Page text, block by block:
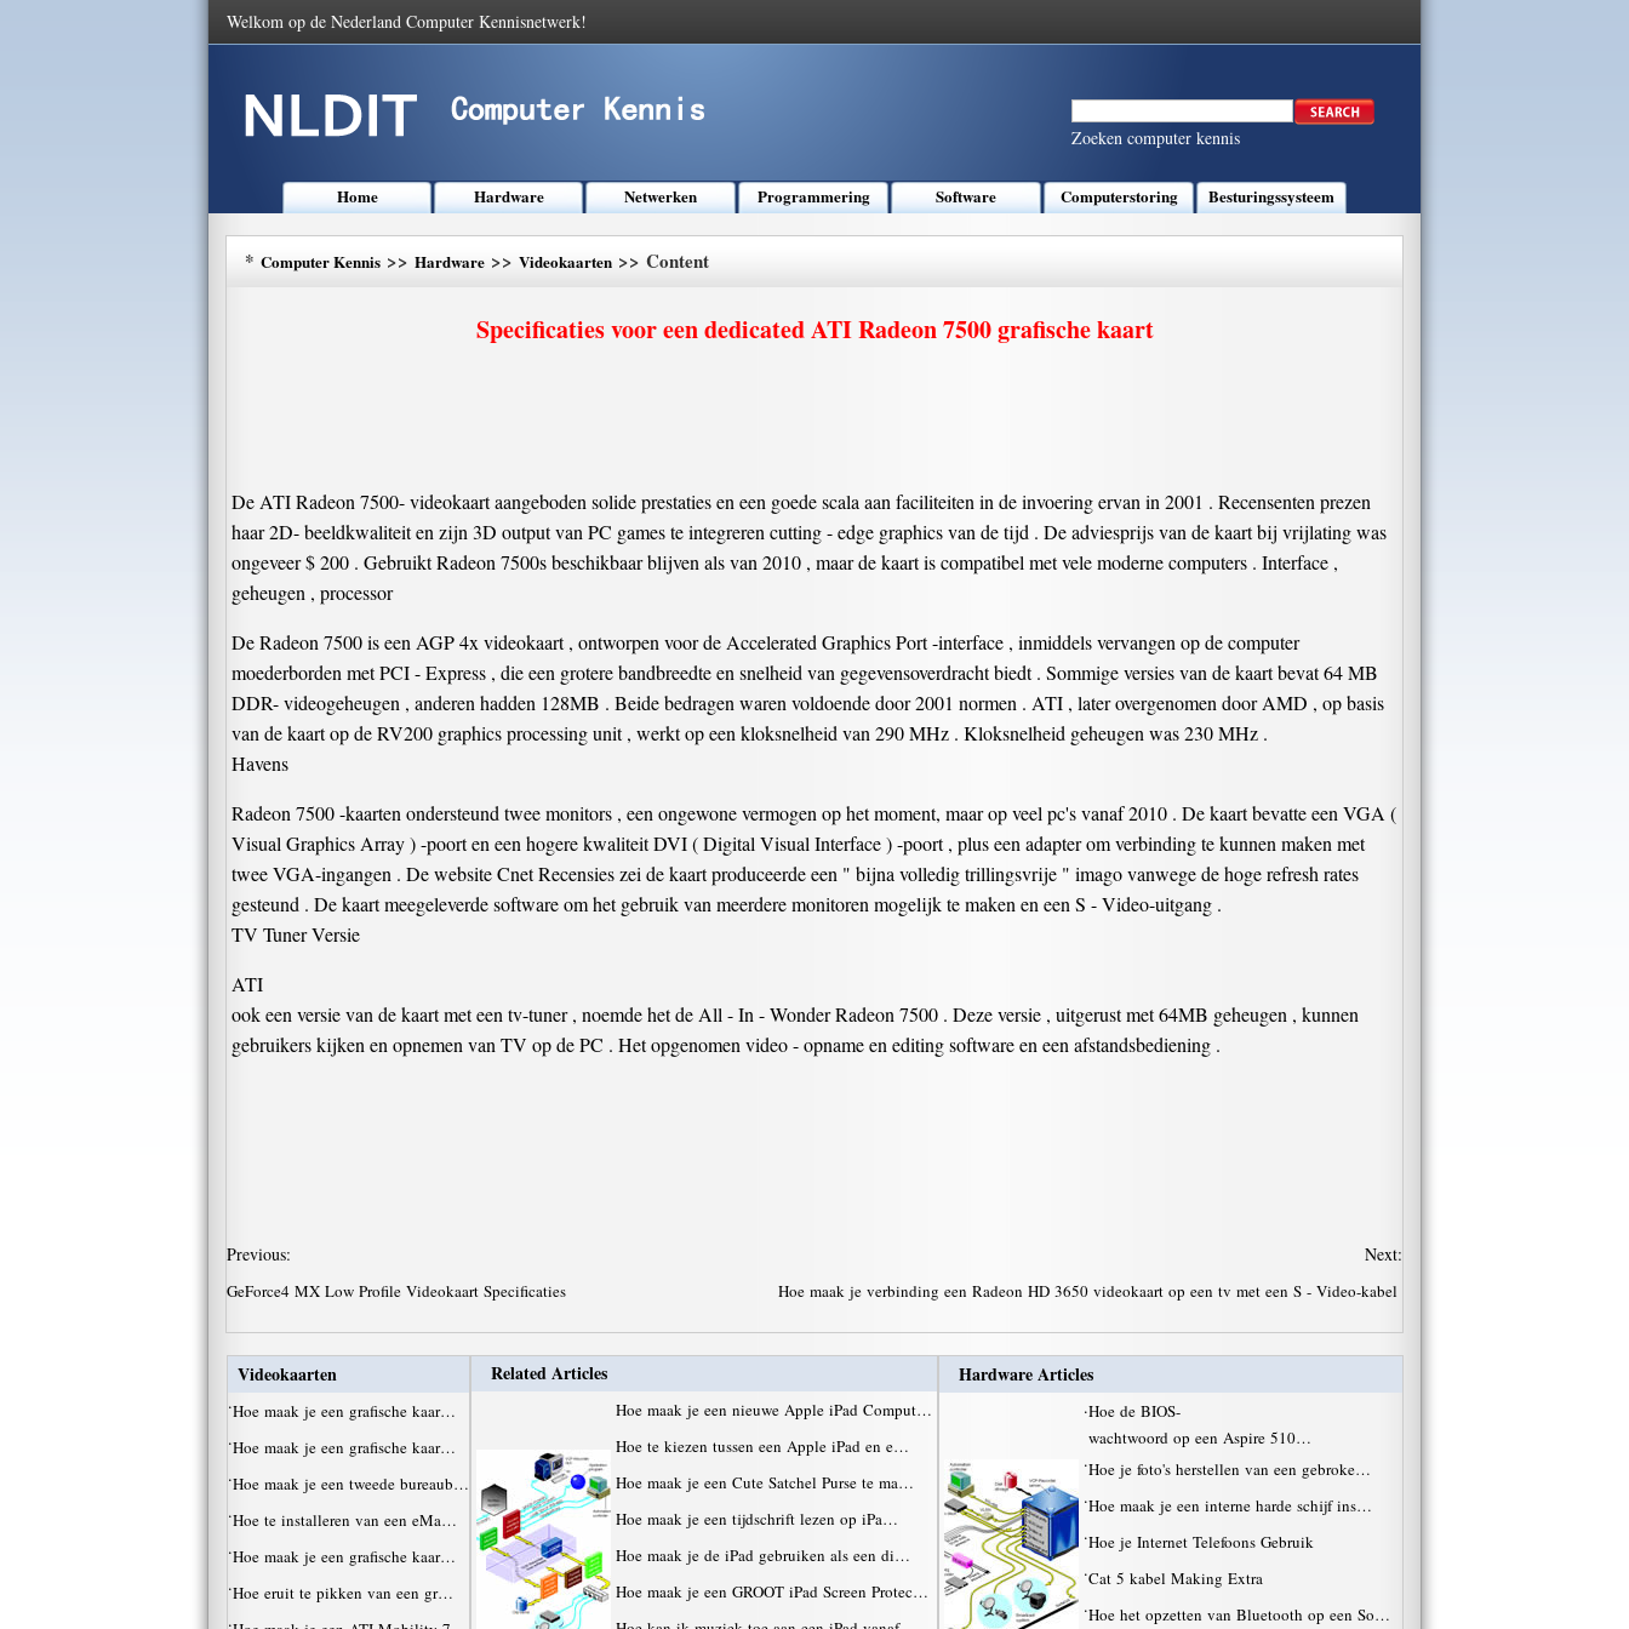
Welkom op de Nederland Computer Kennisnetwerk!
Zoeken computer kennis
Home Hardware Netwerken Programmering Software Computerstoring Besturingssysteem
* Computer Kennis >> Hardware >> Videokaarten >> Content
Specificaties voor een dedicated ATI Radeon 7500 grafische kaart
De ATI Radeon 7500- videokaart aangeboden solide prestaties en een goede scala aan faciliteiten in de invoering ervan in 2001 . Recensenten prezen
haar 2D- beeldkwaliteit en zijn 3D output van PC games te integreren cutting - edge graphics van de tijd . De adviesprijs van de kaart bij vrijlating was
ongeveer $ 200 . Gebruikt Radeon 7500s beschikbaar blijven als van 2010 , maar de kaart is compatibel met vele moderne computers . Interface ,
geheugen , processor
De Radeon 7500 is een AGP 4x videokaart , ontworpen voor de Accelerated Graphics Port -interface , inmiddels vervangen op de computer
moederborden met PCI - Express , die een grotere bandbreedte en snelheid van gegevensoverdracht biedt . Sommige versies van de kaart bevat 64 MB
DDR- videogeheugen , anderen hadden 128MB . Beide bedragen waren voldoende door 2001 normen . ATI , later overgenomen door AMD , op basis
van de kaart op de RV200 graphics processing unit , werkt op een kloksnelheid van 290 MHz . Kloksnelheid geheugen was 230 MHz .
Havens
Radeon 7500 -kaarten ondersteund twee monitors , een ongewone vermogen op het moment, maar op veel pc's vanaf 2010 . De kaart bevatte een VGA (
Visual Graphics Array ) -poort en een hogere kwaliteit DVI ( Digital Visual Interface ) -poort , plus een adapter om verbinding te kunnen maken met
twee VGA-ingangen . De website Cnet Recensies zei de kaart produceerde een " bijna volledig trillingsvrije " imago vanwege de hoge refresh rates
gesteund . De kaart meegeleverde software om het gebruik van meerdere monitoren mogelijk te maken en een S - Video-uitgang .
TV Tuner Versie
ATI
ook een versie van de kaart met een tv-tuner , noemde het de All - In - Wonder Radeon 7500 . Deze versie , uitgerust met 64MB geheugen , kunnen
gebruikers kijken en opnemen van TV op de PC . Het opgenomen video - opname en editing software en een afstandsbediening .
Previous:
GeForce4 MX Low Profile Videokaart Specificaties
Next:
Hoe maak je verbinding een Radeon HD 3650 videokaart op een tv met een S - Video-kabel
Videokaarten
·Hoe maak je een grafische kaar…
·Hoe maak je een grafische kaar…
·Hoe maak je een tweede bureaub…
·Hoe te installeren van een eMa…
·Hoe maak je een grafische kaar…
·Hoe eruit te pikken van een gr…
·
Related Articles
Hoe maak je een nieuwe Apple iPad Comput…
Hoe te kiezen tussen een Apple iPad en e…
Hoe maak je een Cute Satchel Purse te ma…
Hoe maak je een tijdschrift lezen op iPa…
Hoe maak je de iPad gebruiken als een di…
Hoe maak je een GROOT iPad Screen Protec…
Hardware Articles
·Hoe de BIOS-
wachtwoord op een Aspire 510…
·Hoe je foto's herstellen van een gebroke…
·Hoe maak je een interne harde schijf ins…
·Hoe je Internet Telefoons Gebruik
·Cat 5 kabel Making Extra
·Hoe het opzetten van Bluetooth op een So…